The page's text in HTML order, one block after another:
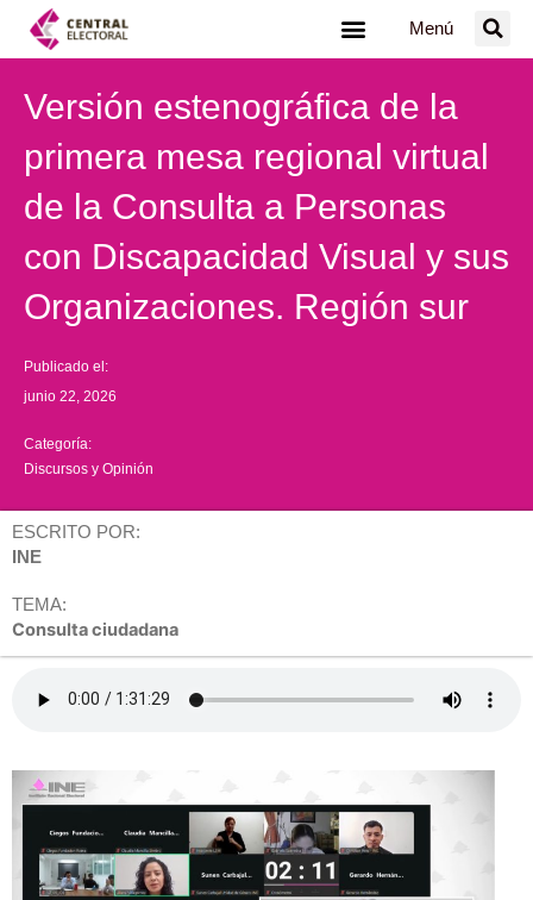
Menú
Versión estenográfica de la
primera mesa regional virtual
de la Consulta a Personas
con Discapacidad Visual y sus
Organizaciones. Región sur
Publicado el:
junio 22, 2026
Categoría:
Discursos y Opinión
ESCRITO POR:
INE
TEMA:
Consulta ciudadana